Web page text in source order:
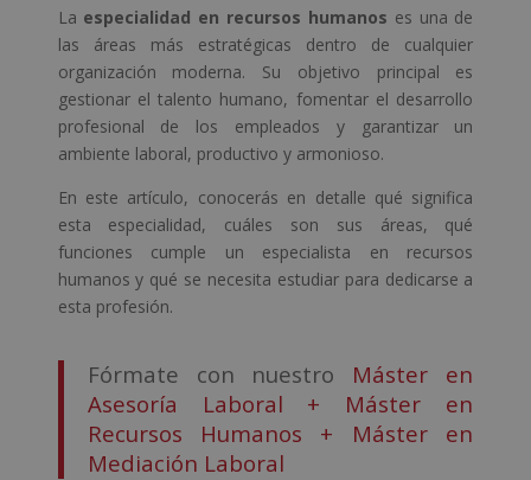
La especialidad en recursos humanos es una de
las áreas más estratégicas dentro de cualquier
organización moderna. Su objetivo principal es
gestionar el talento humano, fomentar el desarrollo
profesional de los empleados y garantizar un
ambiente laboral, productivo y armonioso.
En este artículo, conocerás en detalle qué significa
esta especialidad, cuáles son sus áreas, qué
funciones cumple un especialista en recursos
humanos y qué se necesita estudiar para dedicarse a
esta profesión.
Fórmate con nuestro Máster en
Asesoría Laboral + Máster en
Recursos Humanos + Máster en
Mediación Laboral